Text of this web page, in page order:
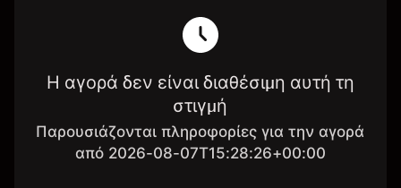
Η αγορά δεν είναι διαθέσιμη αυτή τη
στιγμή
Παρουσιάζονται πληροφορίες για την αγορά
από 2026-08-07T15:28:26+00:00